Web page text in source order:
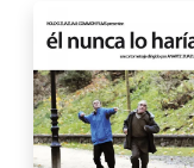
Ficha